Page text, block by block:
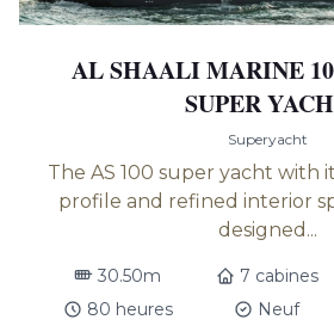
AL SHAALI MARINE
SUPER
Superyacht
The AS 100 super yacht with
profile and refined interior
designed...
30.50m 7 cabines
80 heures
Neuf